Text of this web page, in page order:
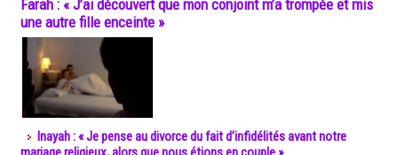
Farah : « J’ai découvert que mon conjoint m’a trompée et mis
une autre fille enceinte »
Inayah : « Je pense au divorce du fait d’infidélités avant notre